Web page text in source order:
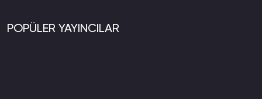
oyunlar için geçerlidir ve diğer sitelerde
tip ödeme yöntemlerinin kabul edilmesi,
POPÜLER YAYINCILAR